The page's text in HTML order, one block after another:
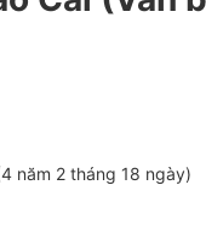
4 năm 2 tháng 18 ngày)